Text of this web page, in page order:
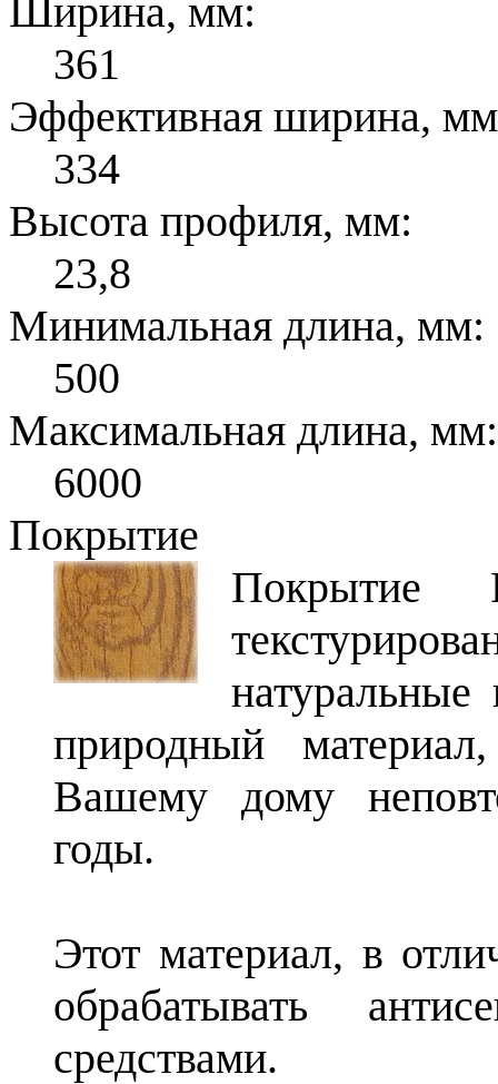
Ширина, мм:
361
Эффективная ширина,
334
Высота профиля, мм:
23,8
Минимальная длина, мм:
500
Максимальная длина, мм:
6000
Покрытие
природный
Вашему дому
годы.
Этот материал, в
обрабатывать
средствами.